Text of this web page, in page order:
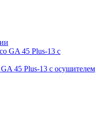
45 Plus-13 с осушителем